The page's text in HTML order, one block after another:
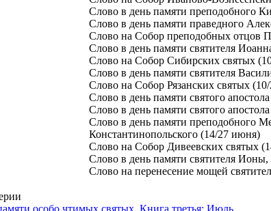
Слово в день памяти преподобного
Слово в день памяти праведного
Слово на Собор преподобных отцов
Слово в день памяти святителя
Слово на Собор Сибирских святых
Слово в день памяти святителя
Слово на Собор Рязанских святых
Слово в день памяти святого
Слово в день памяти святого
Слово в день памяти преподобного
Константинопольского (14/27 июня)
Слово на Собор Дивеевских святых
Слово в день памяти святителя
Слово на перенесение мощей
особо чтимых святых. Книга третья: Июль